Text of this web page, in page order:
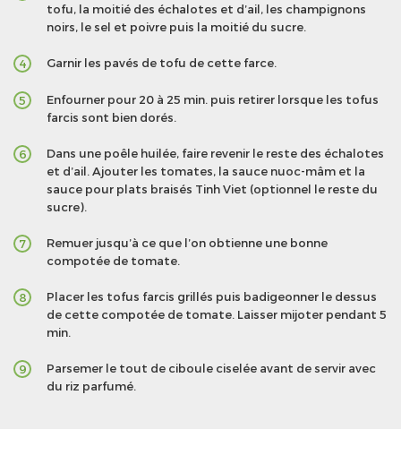
tofu, la moitié des échalotes et d’ail, les champignons
noirs, le sel et poivre puis la moitié du sucre.
4 Garnir les pavés de tofu de cette farce.
5
Enfourner pour 20 à 25 min. puis retirer lorsque les tofus
farcis sont bien dorés.
6
Dans une poêle huilée, faire revenir le reste des échalotes
et d’ail. Ajouter les tomates, la sauce nuoc-mâm et la
sauce pour plats braisés Tinh Viet (optionnel le reste du
sucre).
7
Remuer jusqu’à ce que l’on obtienne une bonne
compotée de tomate.
8
Placer les tofus farcis grillés puis badigeonner le dessus
de cette compotée de tomate. Laisser mijoter pendant 5
min.
9
Parsemer le tout de ciboule ciselée avant de servir avec
du riz parfumé.